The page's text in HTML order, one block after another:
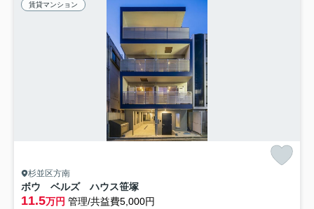
賃貸マンション
杉並区方南
ボウ ベルズ ハウス笹塚
11.5万円 管理/共益費5,000円